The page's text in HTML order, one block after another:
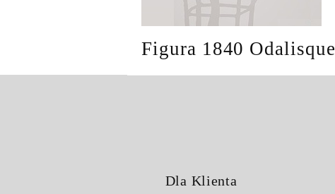
Figura 1840 Odalisque
Dla Klienta